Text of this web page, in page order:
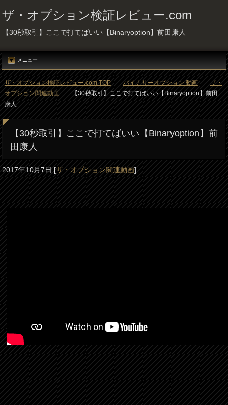
ザ・オプション検証レビュー.com
【30秒取引】ここで打てばいい【Binaryoption】前田康人
メニュー
ザ・オプション検証レビュー.com TOP バイナリーオプション 動画
ザ・
オプション関連動画
【30秒取引】ここで打てばいい【Binaryoption】前田
康人
【30秒取引】ここで打てばいい【Binaryoption】前
田康人
2017年10月7日[ザ・オプション関連動画]